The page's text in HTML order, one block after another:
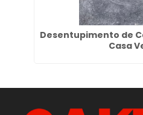
Desentupimento de
Casa